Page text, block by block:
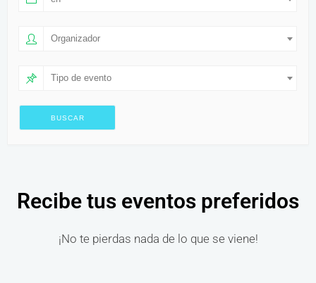
Organizador
Tipo de evento
Recibe tus eventos preferidos
¡No te pierdas nada de lo que se viene!